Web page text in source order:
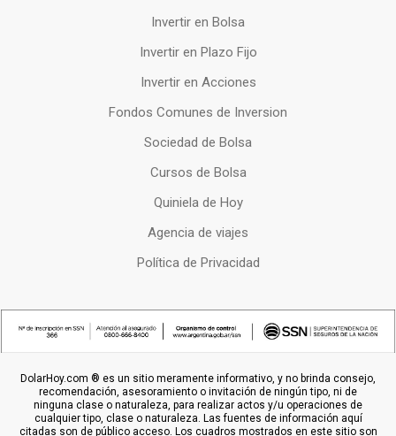
Invertir en Bolsa
Invertir en Plazo Fijo
Invertir en Acciones
Fondos Comunes de Inversion
Sociedad de Bolsa
Cursos de Bolsa
Quiniela de Hoy
Agencia de viajes
Política de Privacidad
DolarHoy.com ® es un sitio meramente informativo, y no brinda consejo,
recomendación, asesoramiento o invitación de ningún tipo, ni de
ninguna clase o naturaleza, para realizar actos y/u operaciones de
cualquier tipo, clase o naturaleza. Las fuentes de información aquí
citadas son de público acceso. Los cuadros mostrados en este sitio son